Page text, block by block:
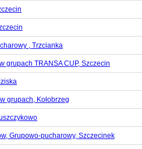
, Trzcianka
grupach TRANSA CUP, Szczecin
grupach, Kołobrzeg
Grupowo-pucharowy, Szczecinek